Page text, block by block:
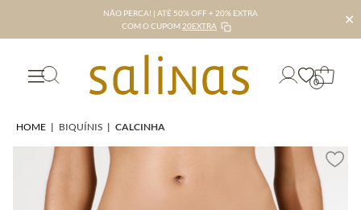
NÃO PERCA! | ATÉ 50% OFF + 20% EXTRA
COM O CUPOM 20EXTRA ✕
0
HOME | BIQUÍNIS | CALCINHA